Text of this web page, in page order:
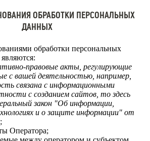
ОБРАБОТКИ ПЕРСОНАЛЬНЫХ
ДАННЫХ
обработки персональных
правовые акты, регулирующие
с вашей деятельностью, например,
связана с информационными
с созданием сайтов, то здесь
закон "Об информации,
и о защите информации" от
;
Оператора;